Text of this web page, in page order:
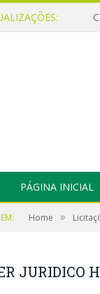
PÁGINA INICIAL
Home »
JURIDICO